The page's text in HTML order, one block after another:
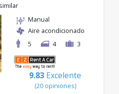
la categoría
excelentes desde solo
Manual
Aire acondicionado
5
4 3
9.83 Excelente
(20 opiniones)